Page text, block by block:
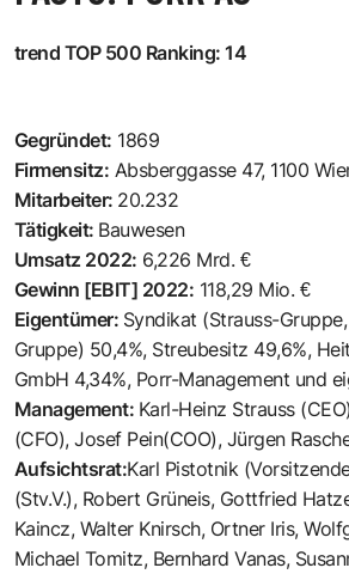
trend TOP 500 Ranking: 14
Gegründet: 1869
Firmensitz: Absberggasse 47, 1100
Mitarbeiter: 20.232
Tätigkeit: Bauwesen
Umsatz 2022: 6,226 Mrd. €
Gewinn [EBIT] 2022: 118,29 Mio. €
Eigentümer: Syndikat (Strauss-
Gruppe) 50,4%, Streubesitz 49,6%,
GmbH 4,34%, Porr-Management und
Management: Karl-Heinz Strauss
(CFO), Josef Pein(COO), Jürgen
Aufsichtsrat:Karl Pistotnik
(Stv.V.), Robert Grüneis, Gottfried
Kaincz, Walter Knirsch, Ortner Iris,
Michael Tomitz, Bernhard Vanas,